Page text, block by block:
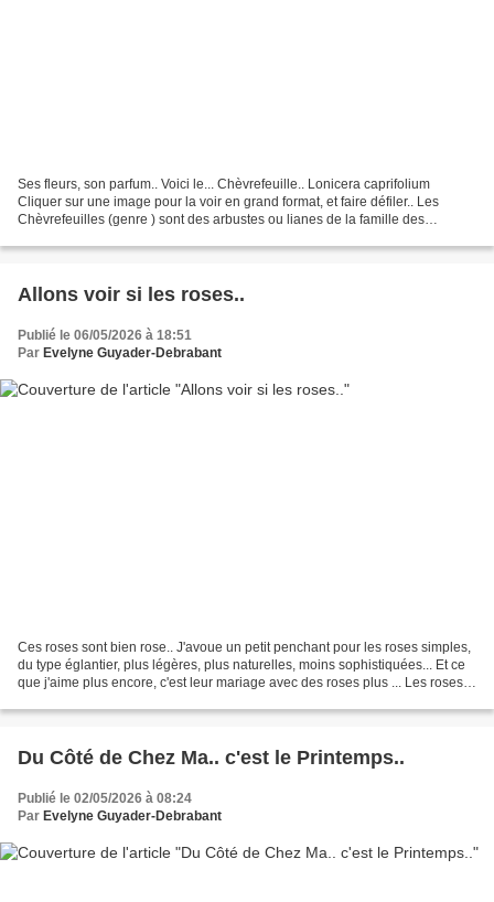
Ses fleurs, son parfum.. Voici le... Chèvrefeuille.. Lonicera caprifolium
Cliquer sur une image pour la voir en grand format, et faire défiler.. Les
Chèvrefeuilles (genre ) sont des arbustes ou lianes de la famille des
Allons voir si les roses..
Publié le 06/05/2026 à 18:51
Par Evelyne Guyader-Debrabant
Ces roses sont bien rose.. J'avoue un petit penchant pour les roses simples,
du type églantier, plus légères, plus naturelles, moins sophistiquées... Et ce
que j'aime plus encore, c'est leur mariage avec des roses plus ... Les roses
Du Côté de Chez Ma.. c'est le Printemps..
Publié le 02/05/2026 à 08:24
Par Evelyne Guyader-Debrabant